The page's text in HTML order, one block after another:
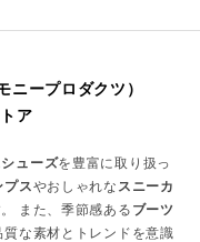
ープロダクツ）
ア
ューズを豊富に取り扱っ
プスやおしゃれな スニーカ
また、季節感ある ブーツ
質な素材とトレンドを意識